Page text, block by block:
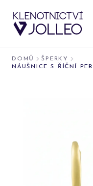
DOMŮ
ŠPERKY
NÁUŠNICE S ŘÍČNÍ